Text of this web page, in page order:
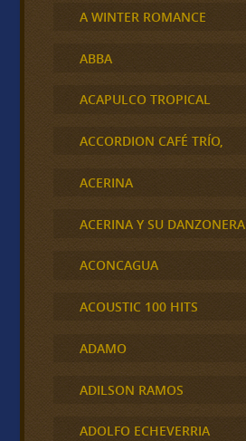
A WINTER ROMANCE
ABBA
ACAPULCO TROPICAL
ACCORDION CAFÉ TRÍO,
ACERINA
ACERINA Y SU DANZONERA
ACONCAGUA
ACOUSTIC 100 HITS
ADAMO
ADILSON RAMOS
ADOLFO ECHEVERRIA